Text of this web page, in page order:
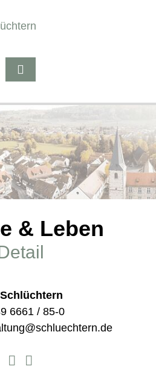
& Leben
6661 / 85-0